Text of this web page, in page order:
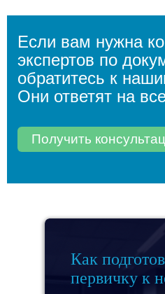
Если вам нужна
экспертов по
обратитесь к
Они ответят на
Получить
Как
первичку к